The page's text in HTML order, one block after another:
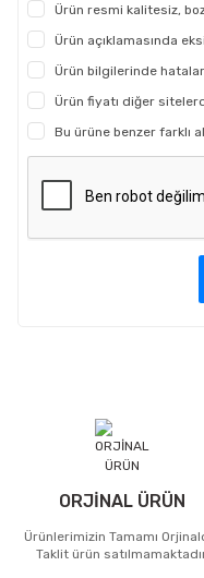
Ürün resmi kalitesiz,
Ürün açıklamasında
Ürün bilgilerinde
Ürün fiyatı diğer
Bu ürüne benzer farklı
ORJİNAL ÜRÜN
Ürünlerimizin Tamamı
Taklit ürün